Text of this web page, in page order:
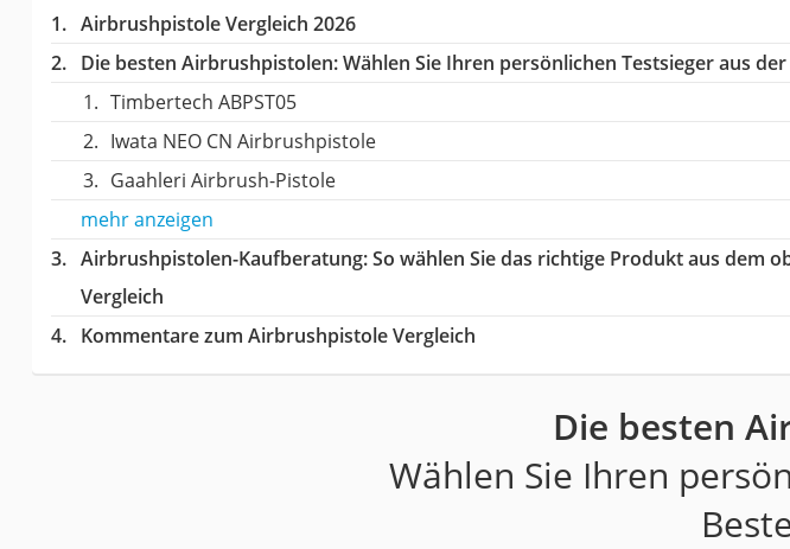
Airbrushpistole Vergleich 2026
Die besten Airbrushpistolen:Wählen Sie Ihren persönlichen Testsieger aus
Timbertech ABPST05
Iwata NEO CN Airbrushpistole
Gaahleri Airbrush-Pistole
mehr anzeigen
Airbrushpistolen-Kaufberatung: So wählen Sie das richtige Produkt aus dem
Vergleich
Kommentare zum Airbrushpistole Vergleich
Die besten
Wählen Sie Ihren